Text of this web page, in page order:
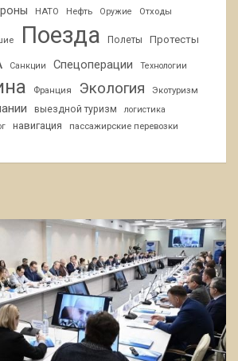
НАТО Нефть Оружие Отходы
Поезда Полеты Протесты
Санкции Спецоперации Технологии
Франция Экология
Экотуризм
выездной туризм логистика
навигация
пассажирские перевозки